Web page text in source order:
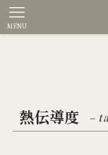
MENU
熱伝導度 –